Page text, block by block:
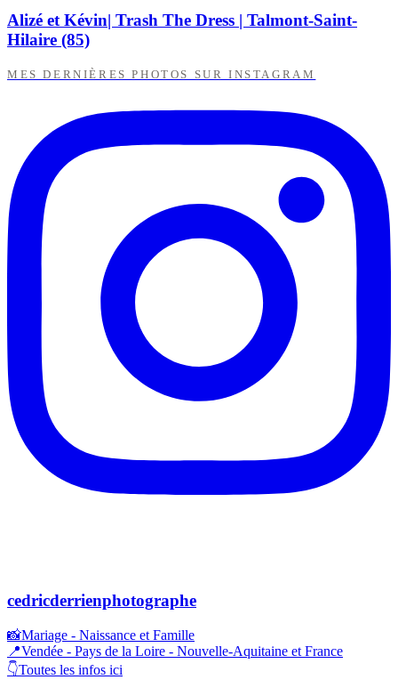
Alizé et Kévin| Trash The Dress | Talmont-Saint-
Hilaire (85)
MES DERNIÈRES PHOTOS SUR INSTAGRAM
cedricderrienphotographe
📸Mariage - Naissance et Famille
📍Vendée - Pays de la Loire - Nouvelle-Aquitaine et France
👇Toutes les infos ici